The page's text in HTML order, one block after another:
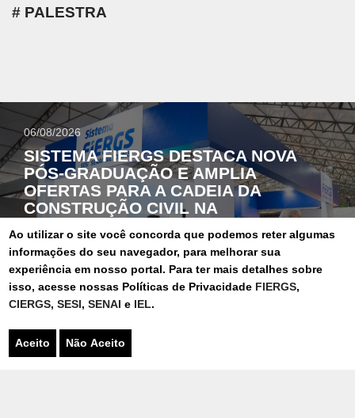
Ao utilizar o site você concorda que podemos reter algumas
informações do seu navegador, para melhorar sua
experiência em nosso portal. Para ter mais detalhes sobre
isso, acesse nossas Políticas de Privacidade FIERGS,
CIERGS,SESI,SENAIe IEL.
Aceito Não Aceito
PALESTRA
06/08/2026
SISTEMA FIERGS DESTACA NOVA
PÓS-GRADUAÇÃO E AMPLIA
OFERTAS PARA A CADEIA DA
CONSTRUÇÃO CIVIL NA
CONSTRUSUL 2026
FEIRA
03/08/2026
GRAVADO NO SENAI-RS DE BENTO